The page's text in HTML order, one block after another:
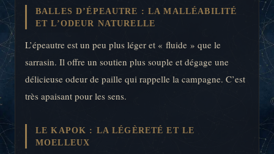
BALLES D’ÉPEAUTRE : LA MALLÉABILITÉ
ET L’ODEUR NATURELLE
L’épeautre est un peu plus léger et « fluide » que le
sarrasin. Il offre un soutien plus souple et dégage une
délicieuse odeur de paille qui rappelle la campagne. C’est
très apaisant pour les sens.
LE KAPOK : LA LÉGÈRETÉ ET LE
MOELLEUX